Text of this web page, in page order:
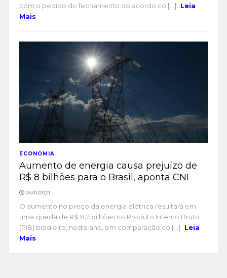
com o pedido do fechamento do acordo co [...]
Leia
Mais
ECONOMIA
Aumento de energia causa prejuízo de
R$ 8 bilhões para o Brasil, aponta CNI
04/11/2021
O aumento no preço da energia elétrica resultará em
uma queda de R$ 8,2 bilhões no Produto Interno Bruto
(PIB) brasileiro, neste ano, em comparação co [...]
Leia
Mais